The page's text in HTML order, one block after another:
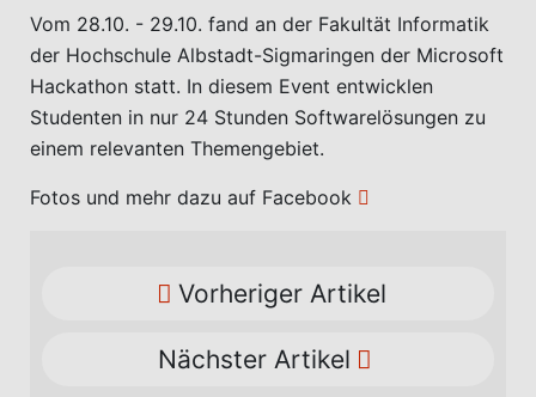
Vom 28.10. - 29.10. fand an der Fakultät Informatik
der Hochschule Albstadt-Sigmaringen der Microsoft
Hackathon statt. In diesem Event entwicklen
Studenten in nur 24 Stunden Softwarelösungen zu
einem relevanten Themengebiet.
Fotos und mehr dazu auf Facebook
Vorheriger Artikel
Nächster Artikel